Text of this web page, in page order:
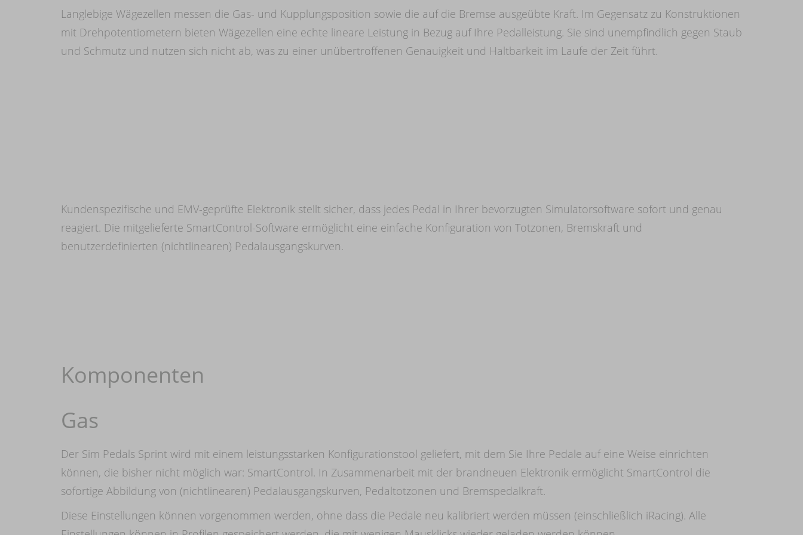
Langlebige Wägezellen messen die Gas- und Kupplungsposition sowie die auf die Bremse ausgeübte Kraft. Im Gegensatz zu Konstruktionen
mit Drehpotentiometern bieten Wägezellen eine echte lineare Leistung in Bezug auf Ihre Pedalleistung. Sie sind unempfindlich gegen Staub
und Schmutz und nutzen sich nicht ab, was zu einer unübertroffenen Genauigkeit und Haltbarkeit im Laufe der Zeit führt.
Kundenspezifische und EMV-geprüfte Elektronik stellt sicher, dass jedes Pedal in Ihrer bevorzugten Simulatorsoftware sofort und genau
reagiert. Die mitgelieferte SmartControl-Software ermöglicht eine einfache Konfiguration von Totzonen, Bremskraft und
benutzerdefinierten (nichtlinearen) Pedalausgangskurven.
Komponenten
Gas
Der Sim Pedals Sprint wird mit einem leistungsstarken Konfigurationstool geliefert, mit dem Sie Ihre Pedale auf eine Weise einrichten
können, die bisher nicht möglich war: SmartControl. In Zusammenarbeit mit der brandneuen Elektronik ermöglicht SmartControl die
sofortige Abbildung von (nichtlinearen) Pedalausgangskurven, Pedaltotzonen und Bremspedalkraft.
Diese Einstellungen können vorgenommen werden, ohne dass die Pedale neu kalibriert werden müssen (einschließlich iRacing). Alle